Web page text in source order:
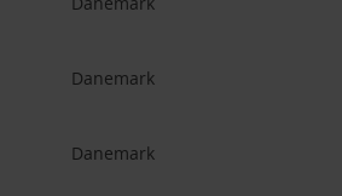
Danemark
Danemark